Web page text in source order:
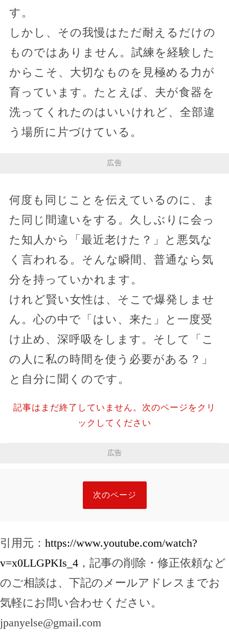
す。
しかし、その我慢はただ耐えるだけの
ものではありません。試練を経験した
からこそ、大切なものを見極める力が
育っています。たとえば、夫が食器を
洗ってくれたのはいいけれど、全部違
う場所に片づけている。
広告
何度も同じことを伝えているのに、ま
た同じ間違いをする。久しぶりに会っ
た知人から「最近老けた？」と悪気な
く言われる。そんな瞬間、普通なら気
分を持っていかれます。
けれど賢い女性は、そこで爆発しませ
ん。心の中で「はい、来た」と一度受
け止め、深呼吸をします。そして「こ
の人に私の時間を使う必要がある？」
と自分に聞くのです。
記事はまだ終了していません。次のページをクリ
ックしてください
広告
次のページ
引用元： https://www.youtube.com/watch?
v=x0LLGPKIs_4 ，記事の削除・修正依頼など
のご相談は、下記のメールアドレスまでお
気軽にお問い合わせください。
jpanyelse@gmail.com